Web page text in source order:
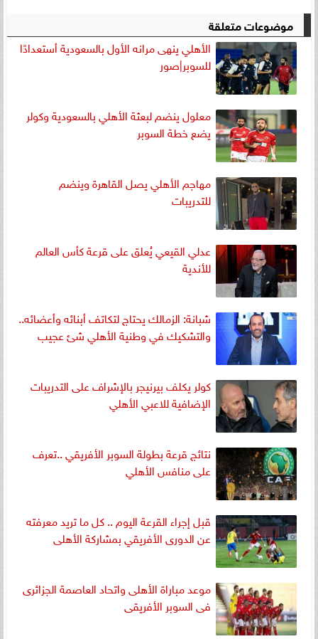
موضوعات متعلقة
الأهلي ينهى مرانه الأول بالسعودية أستعدادًا
للسوبر|صور
معلول ينضم لبعثة الأهلي بالسعودية وكولر
يضع خطة السوبر
مهاجم الأهلي يصل القاهرة وينضم
للتدريبات
عدلي القيعي يُعلق على قرعة كأس العالم
للأندية
شبانة: الزمالك يحتاج لتكاتف أبنائه وأعضائه..
والتشكيك في وطنية الأهلي شئ عجيب
كولر يكلف بيرنيجر بالإشراف على التدريبات
الإضافية للاعبي الأهلي
نتائج قرعة بطولة السوبر الأفريقي ..تعرف
على منافس الأهلي
قبل إجراء القرعة اليوم .. كل ما تريد معرفته
عن الدورى الأفريقي بمشاركة الأهلى
موعد مباراة الأهلى واتحاد العاصمة الجزائرى
فى السوبر الأفريقى